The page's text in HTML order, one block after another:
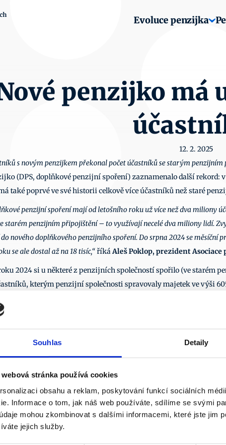
Souhlas Detaily
webová stránka používá cookies
obsahu a reklam, poskytování funkcí sociálních
Informace o tom, jak náš web používáte, sdílíme se svými
mohou zkombinovat s dalšími informacemi, které jste jim
jejich služby.
Evoluce penzijka
penzijko má
12. 2. 2025
s novým penzijkem překonal počet účastníků se starým
(DPS, doplňkové penzijní spoření) zaznamenalo další
také poprvé ve své historii celkově více účastníků než staré
penzijní spoření mají od letošního roku už více než dva miliony
starém penzijním připojištění – to využívají necelé dva miliony lidí.
nového doplňkového penzijního spoření. Do srpna 2024 se měsíční
se ale dostal až na 18 tisíc,“ říká Aleš Poklop, prezident
2024 si u některé z penzijních společností spořilo (ve starém
kterým penzijní společnosti spravovaly majetek ve výši
Počet účastníků mladších 18 let na konci roku činil 161 603 s
Další